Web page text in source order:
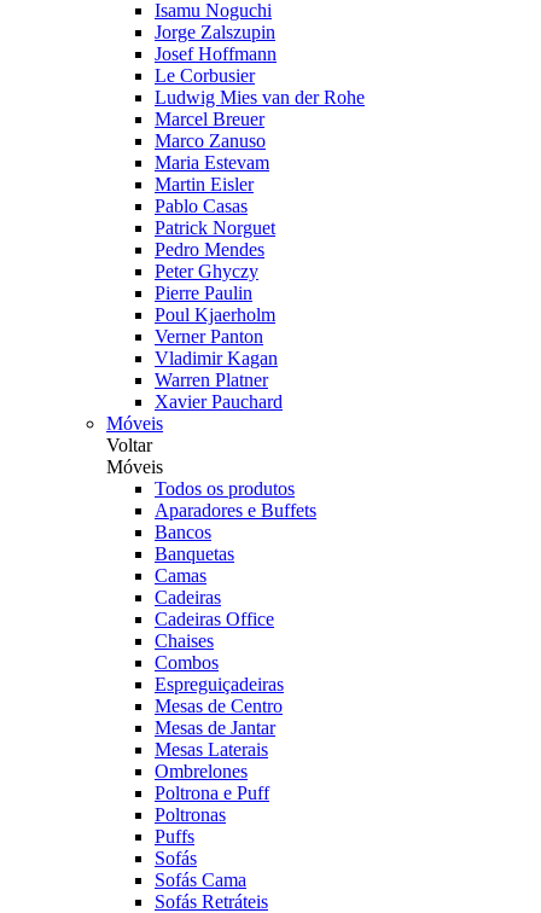
Isamu Noguchi
Jorge Zalszupin
Josef Hoffmann
Le Corbusier
Ludwig Mies van der Rohe
Marcel Breuer
Marco Zanuso
Maria Estevam
Martin Eisler
Pablo Casas
Patrick Norguet
Pedro Mendes
Peter Ghyczy
Pierre Paulin
Poul Kjaerholm
Verner Panton
Vladimir Kagan
Warren Platner
Xavier Pauchard
Móveis
Voltar
Móveis
Todos os produtos
Aparadores e Buffets
Bancos
Banquetas
Camas
Cadeiras
Cadeiras Office
Chaises
Combos
Espreguiçadeiras
Mesas de Centro
Mesas de Jantar
Mesas Laterais
Ombrelones
Poltrona e Puff
Poltronas
Puffs
Sofás
Sofás Cama
Sofás Retráteis